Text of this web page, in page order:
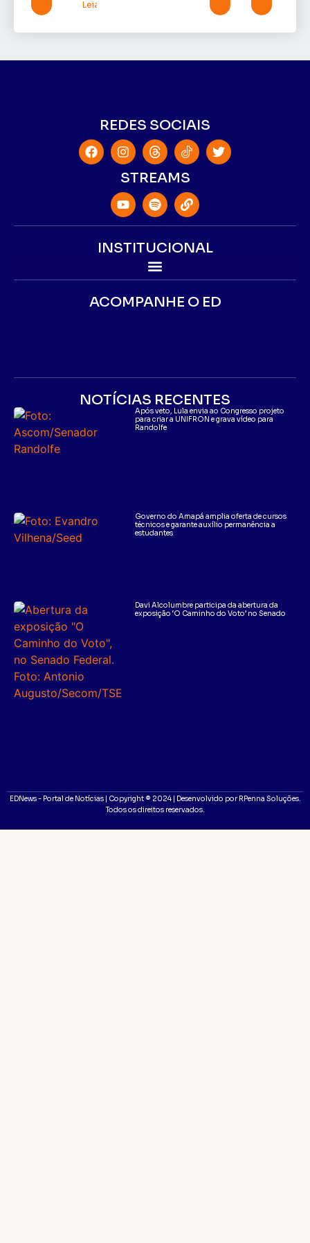
Leia mais »
REDES SOCIAIS
STREAMS
INSTITUCIONAL
ACOMPANHE O ED
NOTÍCIAS RECENTES
Após veto, Lula envia ao Congresso projeto
para criar a UNIFRON e grava vídeo para
Randolfe
Governo do Amapá amplia oferta de cursos
técnicos e garante auxílio permanência a
estudantes
Davi Alcolumbre participa da abertura da
exposição ‘O Caminho do Voto’ no Senado
EDNews - Portal de Notícias | Copyright ® 2024 | Desenvolvido por RPenna Soluções.
Todos os direitos reservados.